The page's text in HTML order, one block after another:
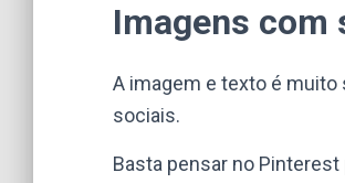
Imagens com
A imagem e texto é
sociais.
Basta pensar no